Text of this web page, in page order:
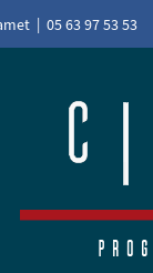
| 05 63 97 53 53